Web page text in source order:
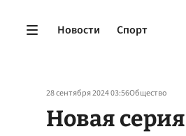
Новости Спорт
28 сентября 2024 03:56Общество
Новая